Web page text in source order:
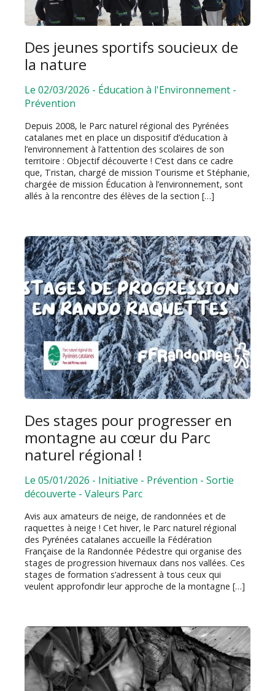
Des jeunes sportifs soucieux de
la nature
Le 02/03/2026 - Éducation à l'Environnement -
Prévention
Depuis 2008, le Parc naturel régional des Pyrénées
catalanes met en place un dispositif d’éducation à
l’environnement à l’attention des scolaires de son
territoire : Objectif découverte ! C’est dans ce cadre
que, Tristan, chargé de mission Tourisme et Stéphanie,
chargée de mission Éducation à l’environnement, sont
allés à la rencontre des élèves de la section […]
Des stages pour progresser en
montagne au cœur du Parc
naturel régional !
Le 05/01/2026 - Initiative - Prévention - Sortie
découverte - Valeurs Parc
Avis aux amateurs de neige, de randonnées et de
raquettes à neige ! Cet hiver, le Parc naturel régional
des Pyrénées catalanes accueille la Fédération
Française de la Randonnée Pédestre qui organise des
stages de progression hivernaux dans nos vallées. Ces
stages de formation s’adressent à tous ceux qui
veulent approfondir leur approche de la montagne […]